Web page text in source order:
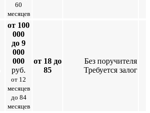
60
месяцев
от 100
000
до 9
000
000
руб.
от 12
месяцев
до 84
месяцев
от 18 до
85
Без поручителя
Требуется залог